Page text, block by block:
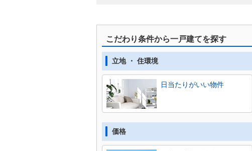
こだわり条件から一戸建てを探す
立地 ・ 住環境
日当たりがいい物件
価格